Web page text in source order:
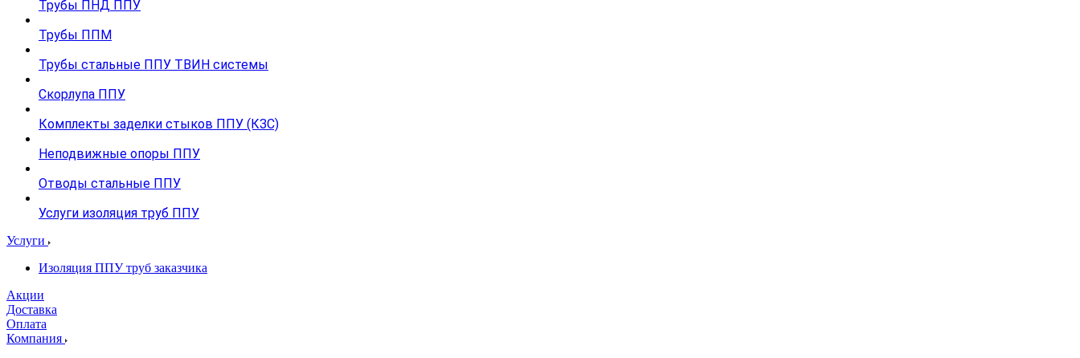
Трубы ПНД ППУ
Трубы ППМ
Трубы стальные ППУ ТВИН системы
Скорлупа ППУ
Комплекты заделки стыков ППУ (КЗС)
Неподвижные опоры ППУ
Отводы стальные ППУ
Услуги изоляция труб ППУ
Услуги
Изоляция ППУ труб заказчика
Акции
Доставка
Оплата
Компания